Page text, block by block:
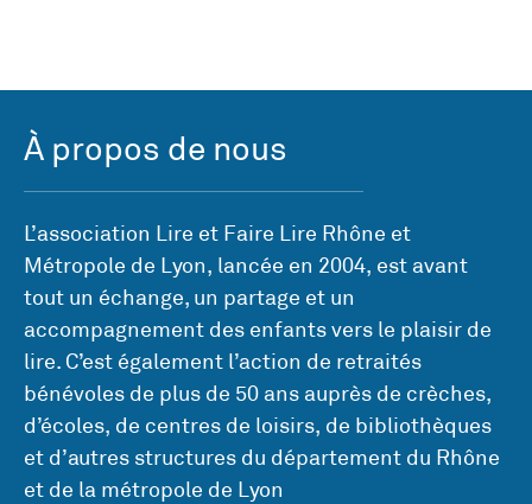
À propos de nous
L’association Lire et Faire Lire Rhône et
Métropole de Lyon, lancée en 2004, est avant
tout un échange, un partage et un
accompagnement des enfants vers le plaisir de
lire. C’est également l’action de retraités
bénévoles de plus de 50 ans auprès de crèches,
d’écoles, de centres de loisirs, de bibliothèques
et d’autres structures du département du Rhône
et de la métropole de Lyon